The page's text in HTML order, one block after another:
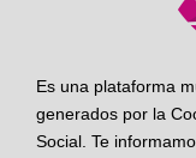
Es una plataforma
generados por la
Social. Te